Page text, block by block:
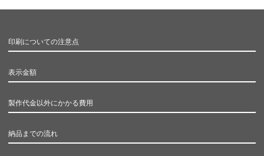
印刷についての注意点
表示金額
製作代金以外にかかる費用
納品までの流れ